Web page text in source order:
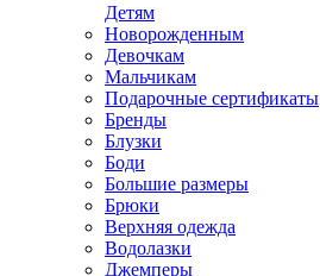
Детям
Новорожденным
Девочкам
Мальчикам
Подарочные сертификаты
Бренды
Блузки
Боди
Большие размеры
Брюки
Верхняя одежда
Водолазки
Джемперы